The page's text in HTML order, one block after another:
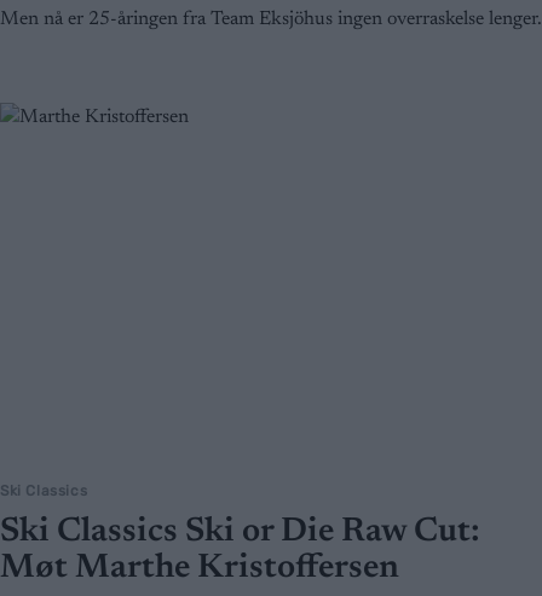
Men nå er 25-åringen fra Team Eksjöhus ingen overraskelse lenger.
Ski Classics
Ski Classics Ski or Die Raw Cut:
Møt Marthe Kristoffersen